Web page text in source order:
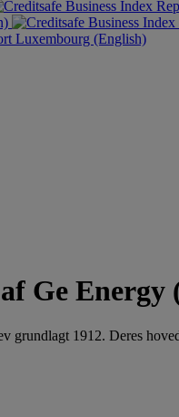
Luxembourg (English)
Ge Energy
1912. Deres